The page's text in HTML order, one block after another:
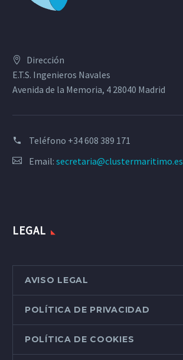
Dirección
E.T.S. Ingenieros Navales
Avenida de la Memoria, 4 28040 Madrid
Teléfono +34 608 389 171
Email: secretaria@clustermaritimo.es
LEGAL
AVISO LEGAL
POLÍTICA DE PRIVACIDAD
POLÍTICA DE COOKIES